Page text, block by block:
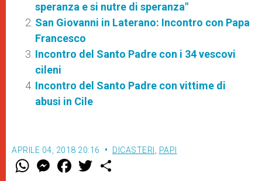
speranza e si nutre di speranza"
San Giovanni in Laterano: Incontro con Papa
Francesco
Incontro del Santo Padre con i 34 vescovi
cileni
Incontro del Santo Padre con vittime di
abusi in Cile
APRILE 04, 2018 20:16 DICASTERI , PAPI
W M
e
F
a w